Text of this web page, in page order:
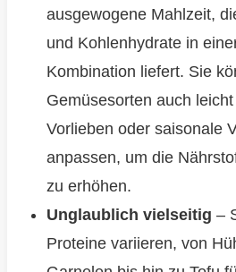
ausgewogene Mahlzeit,
und Kohlenhydrate in
Kombination liefert. Sie
Gemüsesorten auch
Vorlieben oder saisonale
anpassen, um die
zu erhöhen.
Unglaublich vielseitig –
Proteine variieren, von